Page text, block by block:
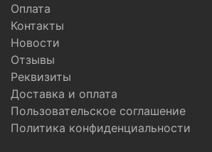
Оплата
Контакты
Новости
Отзывы
Реквизиты
Доставка и оплата
Пользовательское соглашение
Политика конфиденциальности